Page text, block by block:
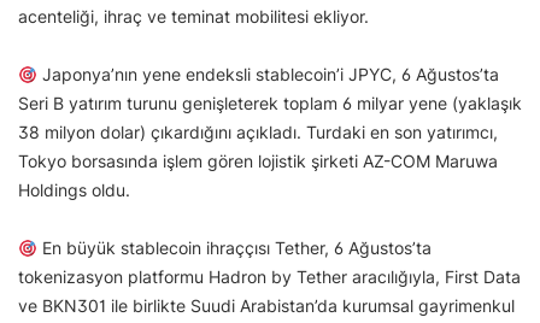
acenteliği, ihraç ve teminat mobilitesi ekliyor.
Japonya’nın yene endeksli stablecoin’i JPYC, 6 Ağustos’ta
Seri B yatırım turunu genişleterek toplam 6 milyar yene (yaklaşık
38 milyon dolar) çıkardığını açıkladı. Turdaki en son yatırımcı,
Tokyo borsasında işlem gören lojistik şirketi AZ-COM Maruwa
Holdings oldu.
En büyük stablecoin ihraççısı Tether, 6 Ağustos’ta
tokenizasyon platformu Hadron by Tether aracılığıyla, First Data
ve BKN301 ile birlikte Suudi Arabistan’da kurumsal gayrimenkul